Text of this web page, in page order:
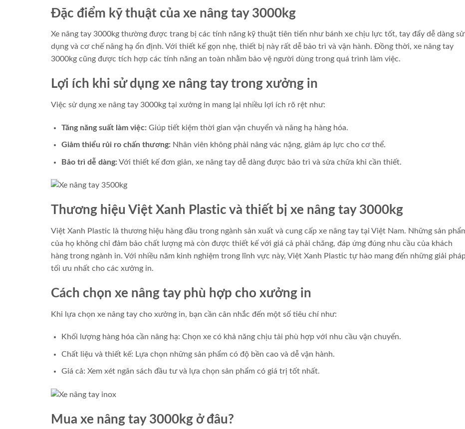
Đặc điểm kỹ thuật của xe nâng tay 3000kg
Xe nâng tay 3000kg thường được trang bị các tính năng kỹ thuật tiên tiến như bánh xe chịu lực tốt, tay đẩy dễ dàng sử
dụng và cơ chế nâng hạ ổn định. Với thiết kế gọn nhẹ, thiết bị này rất dễ bảo trì và vận hành. Đồng thời, xe nâng tay
3000kg cũng được tích hợp các tính năng an toàn nhằm bảo vệ người dùng trong quá trình làm việc.
Lợi ích khi sử dụng xe nâng tay trong xưởng in
Việc sử dụng xe nâng tay 3000kg tại xưởng in mang lại nhiều lợi ích rõ rệt như:
Tăng năng suất làm việc: Giúp tiết kiệm thời gian vận chuyển và nâng hạ hàng hóa.
Giảm thiểu rủi ro chấn thương: Nhân viên không phải nâng vác nặng, giảm áp lực cho cơ thể.
Bảo trì dễ dàng: Với thiết kế đơn giản, xe nâng tay dễ dàng được bảo trì và sửa chữa khi cần thiết.
Thương hiệu Việt Xanh Plastic và thiết bị xe nâng tay 3000kg
Việt Xanh Plastic là thương hiệu hàng đầu trong ngành sản xuất và cung cấp xe nâng tay tại Việt Nam. Những sản
của họ không chỉ đảm bảo chất lượng mà còn được thiết kế với giá cả phải chăng, đáp ứng đúng nhu cầu của khách
hàng trong ngành in. Với nhiều năm kinh nghiệm trong lĩnh vực này, Việt Xanh Plastic tự hào mang đến những giải
tối ưu nhất cho các xưởng in.
Cách chọn xe nâng tay phù hợp cho xưởng in
Khi lựa chọn xe nâng tay cho xưởng in, bạn cần cân nhắc đến một số tiêu chí như:
Khối lượng hàng hóa cần nâng hạ: Chọn xe có khả năng chịu tải phù hợp với nhu cầu vận chuyển.
Chất liệu và thiết kế: Lựa chọn những sản phẩm có độ bền cao và dễ vận hành.
Giá cả: Xem xét ngân sách đầu tư và lựa chọn sản phẩm có giá trị tốt nhất.
Mua xe nâng tay 3000kg ở đâu?